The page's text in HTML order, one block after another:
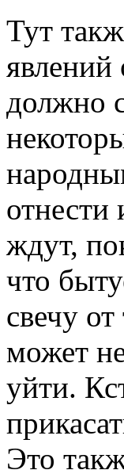
Тут
явлений
должно
отнести
ждут,
что
свечу
может
уйти.
Это